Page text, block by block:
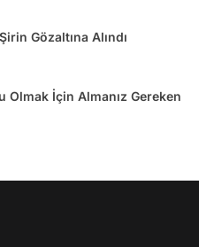
Gözaltına Alındı
Olmak İçin Almanız Gereken